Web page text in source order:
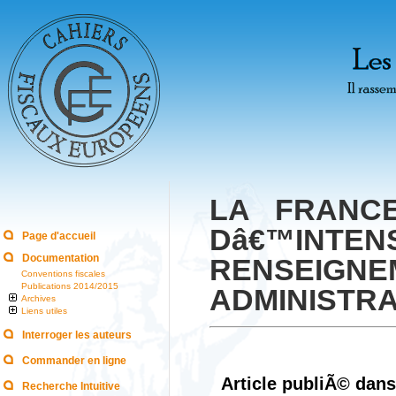
Page d'accueil
Documentation
Conventions fiscales
Publications 2014/2015
Archives
Liens utiles
Interroger les auteurs
Commander en ligne
Recherche Intuitive
LA
Article publiÃ©